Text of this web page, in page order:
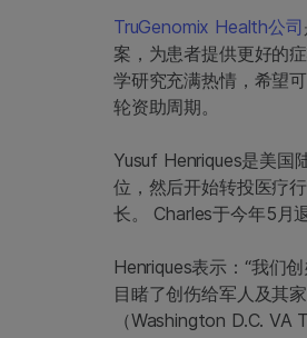
TruGenomix Health公司
案，为患者提供更好的
学研究充满热情，希望
轮资助周期。
Yusuf Henriques是美国
位，然后开始转投医疗
长。 Charles于今年5月
Henriques表示：“我们
目睹了创伤给军人及其
（Washington D.C. VA